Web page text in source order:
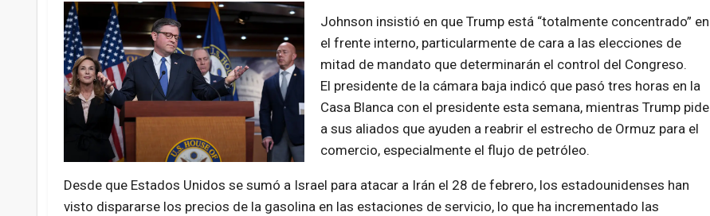
Johnson insistió en que Trump está “totalmente concentrado” en
el frente interno, particularmente de cara a las elecciones de
mitad de mandato que determinarán el control del Congreso.
El presidente de la cámara baja indicó que pasó tres horas en la
Casa Blanca con el presidente esta semana, mientras Trump pide
a sus aliados que ayuden a reabrir el estrecho de Ormuz para el
comercio, especialmente el flujo de petróleo.
Desde que Estados Unidos se sumó a Israel para atacar a Irán el 28 de febrero, los estadounidenses han
visto dispararse los precios de la gasolinaen las estaciones de servicio, lo que ha incrementado las